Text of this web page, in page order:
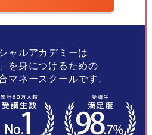
ャルアカデミーは
を身につけるための
マネースクールです。